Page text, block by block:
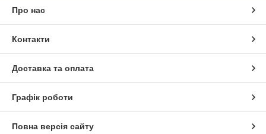
Про нас
Контакти
Доставка та оплата
Графік роботи
Повна версія сайту